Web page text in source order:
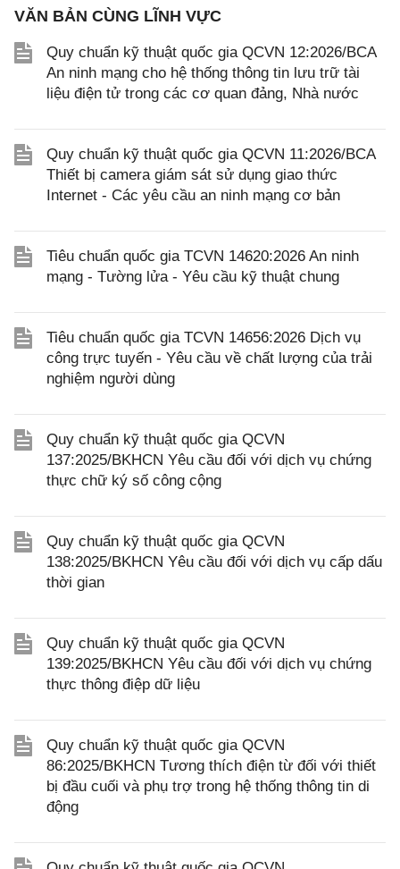
VĂN BẢN CÙNG LĨNH VỰC
Quy chuẩn kỹ thuật quốc gia QCVN 12:2026/BCA
An ninh mạng cho hệ thống thông tin lưu trữ tài
liệu điện tử trong các cơ quan đảng, Nhà nước
Quy chuẩn kỹ thuật quốc gia QCVN 11:2026/BCA
Thiết bị camera giám sát sử dụng giao thức
Internet - Các yêu cầu an ninh mạng cơ bản
Tiêu chuẩn quốc gia TCVN 14620:2026 An ninh
mạng - Tường lửa - Yêu cầu kỹ thuật chung
Tiêu chuẩn quốc gia TCVN 14656:2026 Dịch vụ
công trực tuyến - Yêu cầu về chất lượng của trải
nghiệm người dùng
Quy chuẩn kỹ thuật quốc gia QCVN
137:2025/BKHCN Yêu cầu đối với dịch vụ chứng
thực chữ ký số công cộng
Quy chuẩn kỹ thuật quốc gia QCVN
138:2025/BKHCN Yêu cầu đối với dịch vụ cấp dấu
thời gian
Quy chuẩn kỹ thuật quốc gia QCVN
139:2025/BKHCN Yêu cầu đối với dịch vụ chứng
thực thông điệp dữ liệu
Quy chuẩn kỹ thuật quốc gia QCVN
86:2025/BKHCN Tương thích điện từ đối với thiết
bị đầu cuối và phụ trợ trong hệ thống thông tin di
động